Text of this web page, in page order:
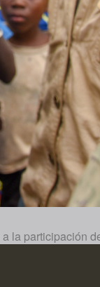
la participación